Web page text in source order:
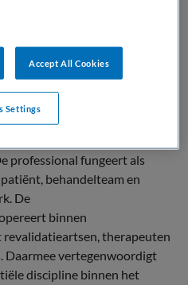
met kennis van
trainen.
de verpleegkundige in de
in binnen medisch-
geriatrische revalidatiezorg.
ondersteunen van herstel en
professional fungeert als
behandelteam en
De
binnen
therapeuten
Daarmee vertegenwoordigt
discipline binnen het
Accept All Cookies
Settings